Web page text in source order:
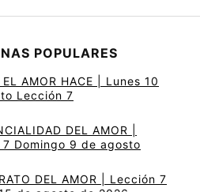
POPULARES
EL AMOR HACE | Lunes 10
Lección 7
DEL AMOR |
7 Domingo 9 de agosto
DEL AMOR | Lección 7